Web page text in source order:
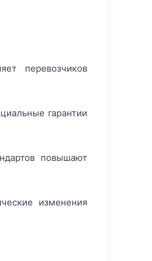
перевозчиков
гарантии
повышают
изменения